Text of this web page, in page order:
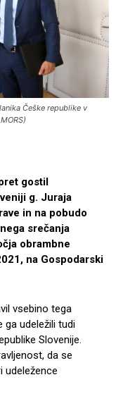
Češke republike v
gostil
g. Juraja
in na pobudo
srečanja
obrambne
na Gospodarski
vsebino tega
ga udeležili tudi
Slovenije.
da se
udeležence